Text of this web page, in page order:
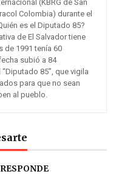
(KBRG de San
Colombia) durante el
es el Diputado 85?
de El Salvador tiene
de 1991 tenía 60
subió a 84
85”, que vigila
para que no sean
al pueblo.